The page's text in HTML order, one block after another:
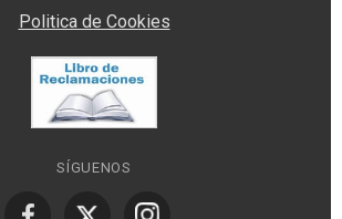
Politica de Cookies
SÍGUENOS